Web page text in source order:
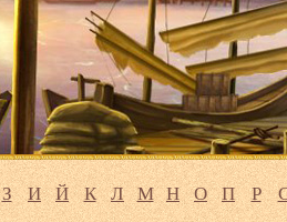
З И Й К Л М Н О П Р